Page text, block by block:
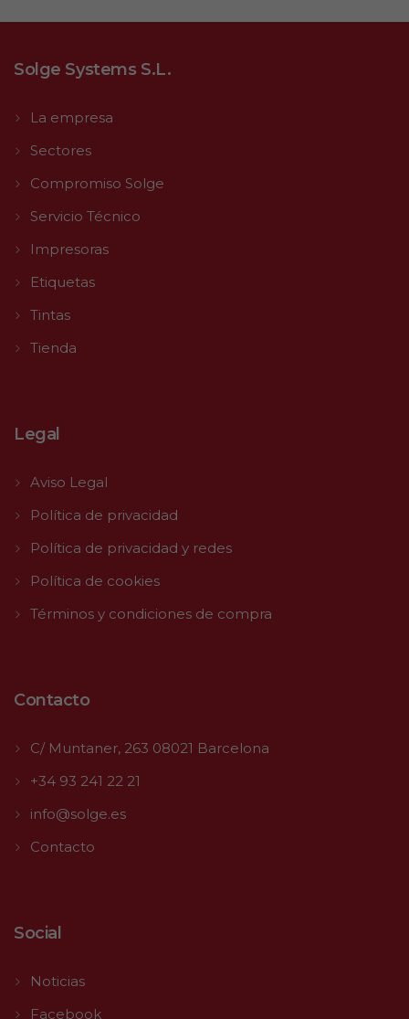
Solge Systems S.L.
La empresa
Sectores
Compromiso Solge
Servicio Técnico
Impresoras
Etiquetas
Tintas
Tienda
Legal
Aviso Legal
Política de privacidad
Política de privacidad y redes
Política de cookies
Términos y condiciones de compra
Contacto
C/ Muntaner, 263 08021 Barcelona
+34 93 241 22 21
info@solge.es
Contacto
Social
Noticias
Facebook